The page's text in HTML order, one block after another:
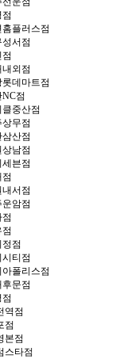
홈플러스점
성서점
내외점
롯데마트점
점
클중산점
상무점
삼산점
상남점
세븐점
내서점
운암점
정점
시티점
아폴리스점
후문점
역점
점
본점
스타점